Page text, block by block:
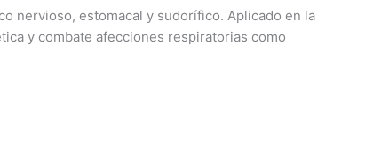
nervioso, estomacal y sudorífico. Aplicado en la
y combate afecciones respiratorias como